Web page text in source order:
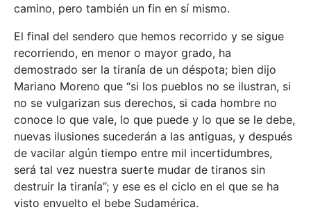
camino, pero también un fin en sí mismo.
El final del sendero que hemos recorrido y se sigue
recorriendo, en menor o mayor grado, ha
demostrado ser la tiranía de un déspota; bien dijo
Mariano Moreno que “si los pueblos no se ilustran, si
no se vulgarizan sus derechos, si cada hombre no
conoce lo que vale, lo que puede y lo que se le debe,
nuevas ilusiones sucederán a las antiguas, y después
de vacilar algún tiempo entre mil incertidumbres,
será tal vez nuestra suerte mudar de tiranos sin
destruir la tiranía”; y ese es el ciclo en el que se ha
visto envuelto el bebe Sudamérica.